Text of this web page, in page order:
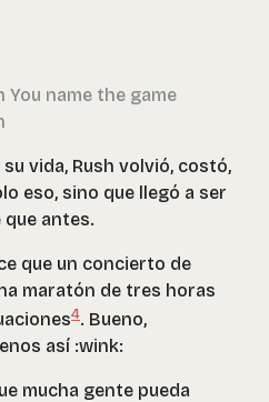
You name the game
vida, Rush volvió, costó,
eso, sino que llegó a ser
que antes.
que un concierto de
maratón de tres horas
4. Bueno,
así :wink:
mucha gente pueda